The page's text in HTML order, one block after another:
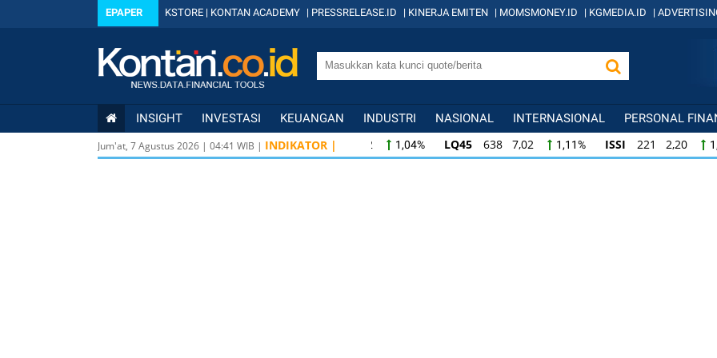
EPAPER KSTORE | KONTAN ACADEMY | PRESSRELEASE.ID | KINERJA EMITEN | MOMSMONEY.ID | KGMEDIA.ID |
INSIGHT INVESTASI KEUANGAN INDUSTRI NASIONAL INTERNASIONAL PERSONAL
Jum'at, 7 Agustus 2026 | 04:41 WIB | INDIKATOR | LQ45 638 7,02 1,11% ISSI 221 2,20 1,01%
ISSI
221 2,20 1,01% IDX30 358 3,78 1,07%